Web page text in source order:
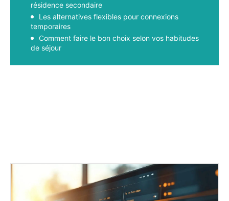
résidence secondaire
Les alternatives flexibles pour connexions
temporaires
Comment faire le bon choix selon vos habitudes
de séjour